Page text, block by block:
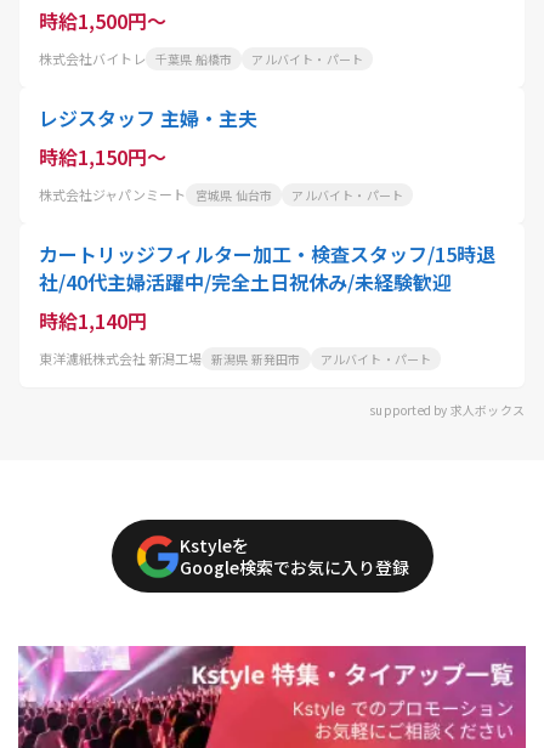
時給1,500円～
株式会社バイトレ 千葉県 船橋市 アルバイト・パート
レジスタッフ 主婦・主夫
時給1,150円～
株式会社ジャパンミート 宮城県 仙台市 アルバイト・パート
カートリッジフィルター加工・検査スタッフ/15時退
社/40代主婦活躍中/完全土日祝休み/未経験歓迎
時給1,140円
東洋濾紙株式会社 新潟工場 新潟県 新発田市 アルバイト・パート
supported by 求人ボックス
Kstyleを
Google検索でお気に入り登録